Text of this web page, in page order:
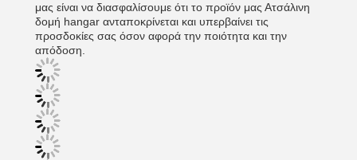
μας είναι να διασφαλίσουμε ότι το προϊόν μας Ατσάλινη
δομή hangar ανταποκρίνεται και υπερβαίνει τις
προσδοκίες σας όσον αφορά την ποιότητα και την
απόδοση.